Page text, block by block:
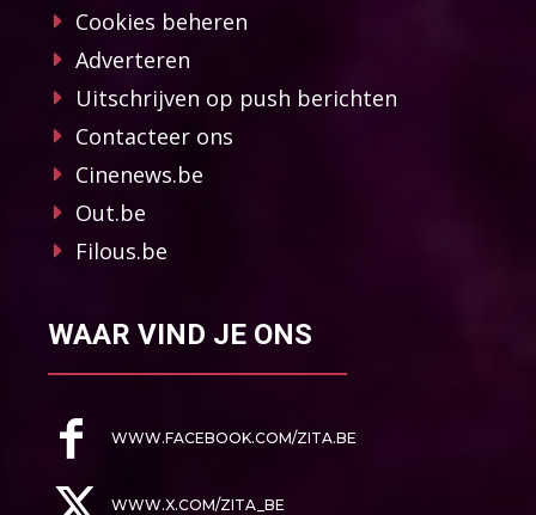
Cookies beheren
Adverteren
Uitschrijven op push berichten
Contacteer ons
Cinenews.be
Out.be
Filous.be
WAAR VIND JE ONS
WWW.FACEBOOK.COM/ZITA.BE
WWW.X.COM/ZITA_BE